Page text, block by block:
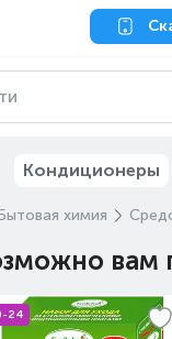
Кондиционеры
химия
вам
24